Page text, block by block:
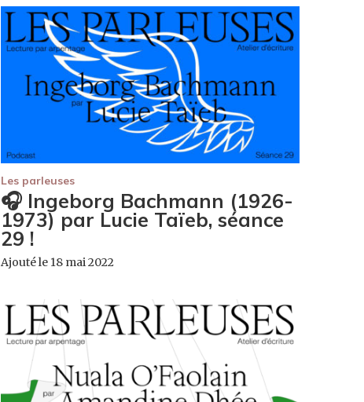
Les parleuses
🎧 Ingeborg Bachmann (1926-
1973) par Lucie Taïeb, séance
29 !
Ajouté le 18 mai 2022